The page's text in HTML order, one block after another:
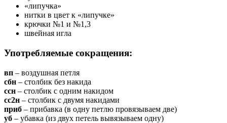
«липучка»
нитки в цвет к «липучке»
крючки №1 и №1,3
швейная игла
Употребляемые сокращения:
вп – воздушная петля
сбн – столбик без накида
ссн – столбик с одним накидом
сс2н – столбик с двумя накидами
приб – прибавка (в одну петлю провязываем две)
уб – убавка (из двух петель вывязываем одну)